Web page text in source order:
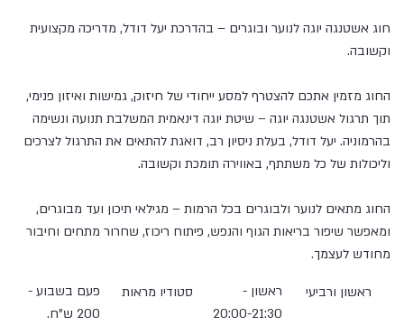
פעם בשבוע -
200 ש"ח.
סטודיו מראות
ראשון -
20:00-21:30
ראשון ורביעי
חוג אשטנגה יוגה לנוער ובוגרים – בהדרכת יעל דודל, מדריכה מקצועית
וקשובה.
החוג מזמין אתכם להצטרף למסע ייחודי של חיזוק, גמישות ואיזון פנימי,
תוך תרגול אשטנגה יוגה – שיטת יוגה דינאמית המשלבת תנועה ונשימה
בהרמוניה. יעל דודל, בעלת ניסיון רב, דואגת להתאים את התרגול לצרכים
וליכולות של כל משתתף, באווירה תומכת וקשובה.
החוג מתאים לנוער ולבוגרים בכל הרמות – מגילאי תיכון ועד מבוגרים,
ומאפשר שיפור בריאות הגוף והנפש, פיתוח ריכוז, שחרור מתחים וחיבור
מחודש לעצמך.